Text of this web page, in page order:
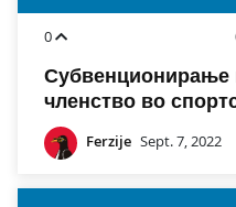
0
Субвенционирање
членство во
Ferzije Sept. 7, 2022